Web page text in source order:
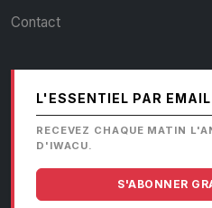
Contact
L'ESSENTIEL PAR EMAIL
RECEVEZ CHAQUE MATIN
D'IWACU.
S'ABONNER